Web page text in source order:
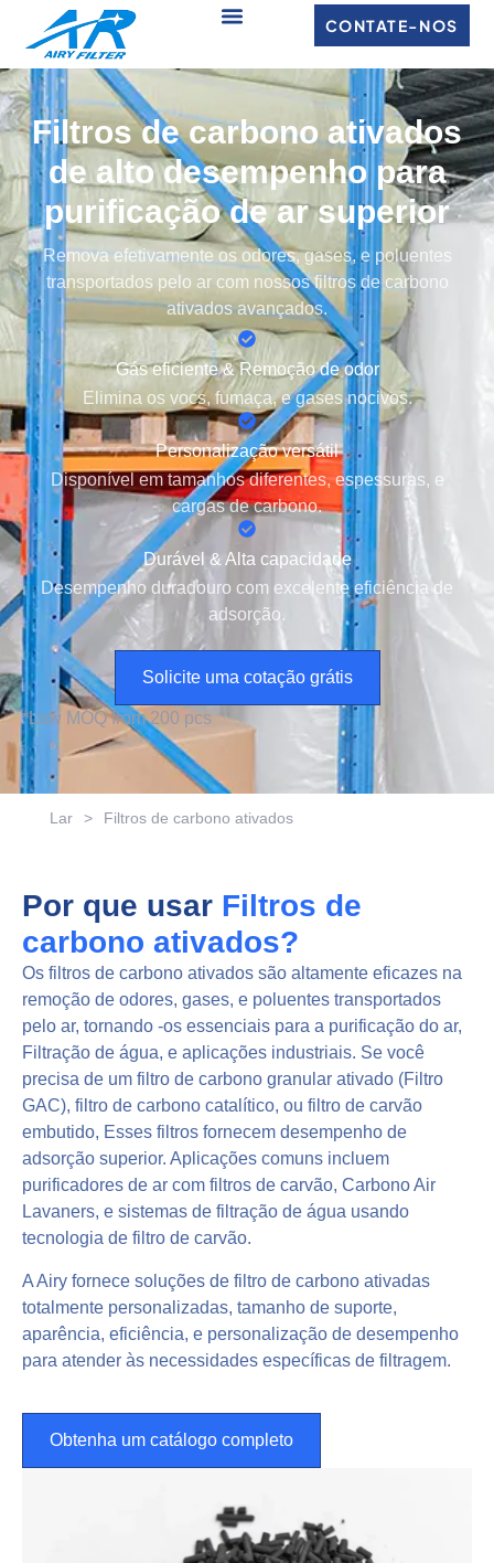
CONTATE-NOS
Filtros de carbono ativados
de alto desempenho para
purificação de ar superior
Remova efetivamente os odores, gases, e poluentes
transportados pelo ar com nossos filtros de carbono
ativados avançados.
Gás eficiente & Remoção de odor
Elimina os vocs, fumaça, e gases nocivos.
Personalização versátil
Disponível em tamanhos diferentes, espessuras, e
cargas de carbono.
Durável & Alta capacidade
Desempenho duradouro com excelente eficiência de
adsorção.
Solicite uma cotação grátis
*Low MOQ from 200 pcs
Lar > Filtros de carbono ativados
Por que usar Filtros de
carbono ativados?
Os filtros de carbono ativados são altamente eficazes na
remoção de odores, gases, e poluentes transportados
pelo ar, tornando -os essenciais para a purificação do ar,
Filtração de água, e aplicações industriais. Se você
precisa de um filtro de carbono granular ativado (Filtro
GAC), filtro de carbono catalítico, ou filtro de carvão
embutido, Esses filtros fornecem desempenho de
adsorção superior. Aplicações comuns incluem
purificadores de ar com filtros de carvão, Carbono Air
Lavaners, e sistemas de filtração de água usando
tecnologia de filtro de carvão.
A Airy fornece soluções de filtro de carbono ativadas
totalmente personalizadas, tamanho de suporte,
aparência, eficiência, e personalização de desempenho
para atender às necessidades específicas de filtragem.
Obtenha um catálogo completo